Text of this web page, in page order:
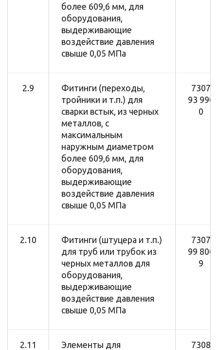
более 609,6 мм, для
оборудования,
выдерживающие
воздействие давления
свыше 0,05 МПа
2.9
Фитинги (переходы,
тройники и т.п.) для
сварки встык, из черных
металлов, с
максимальным
наружным диаметром
более 609,6 мм, для
оборудования,
выдерживающие
воздействие давления
свыше 0,05 МПа
7307
93 990
0
2.10
Фитинги (штуцера и т.п.)
для труб или трубок из
черных металлов для
оборудования,
выдерживающие
воздействие давления
свыше 0,05 МПа
7307
99 800
9
2.11
Элементы для
7308